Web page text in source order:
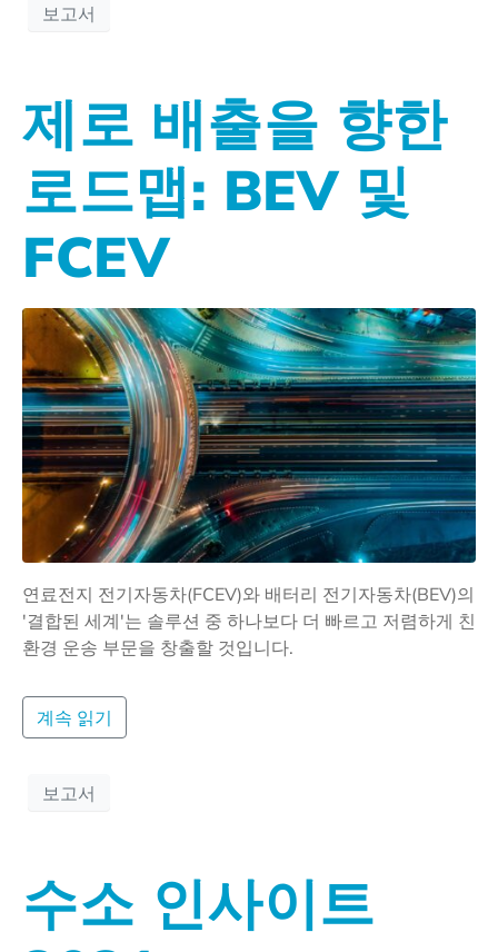
보고서
제로 배출을 향한
로드맵: BEV 및
FCEV
연료전지 전기자동차(FCEV)와 배터리 전기자동차(BEV)의
'결합된 세계'는 솔루션 중 하나보다 더 빠르고 저렴하게 친
환경 운송 부문을 창출할 것입니다.
계속 읽기
보고서
수소 인사이트